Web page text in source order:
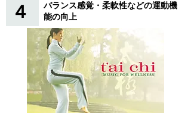
４
バランス感覚・柔軟性などの運動機
能の向上